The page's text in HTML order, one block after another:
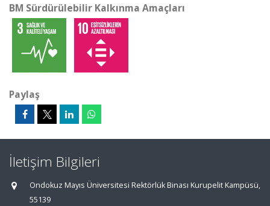
BM Sürdürülebilir Kalkınma Amaçları
Paylaş
İletişim Bilgileri
Ondokuz Mayıs Üniversitesi Rektörlük Binası Kurupelit Kampüsü,
55139